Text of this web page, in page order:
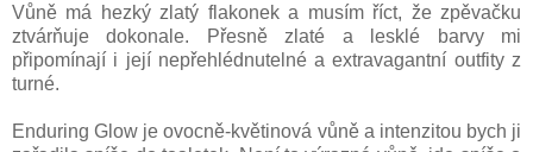
Vůně má hezký zlatý flakonek a musím říct, že zpěvačku
ztvárňuje dokonale. Přesně zlaté a lesklé barvy mi
připomínají i její nepřehlédnutelné a extravagantní outfity z
turné.
Enduring Glow je ovocně-květinová vůně a intenzitou bych ji